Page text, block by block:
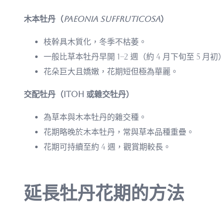
木本牡丹（Paeonia suffruticosa）
枝幹具木質化，冬季不枯萎。
一般比草本牡丹早開 1–2 週（約 4 月下旬至 5 月初
花朵巨大且嬌嫩，花期短但極為華麗。
交配牡丹（Itoh 或雜交牡丹）
為草本與木本牡丹的雜交種。
花期略晚於木本牡丹，常與草本品種重疊。
花期可持續至約 4 週，觀賞期較長。
延長牡丹花期的方法